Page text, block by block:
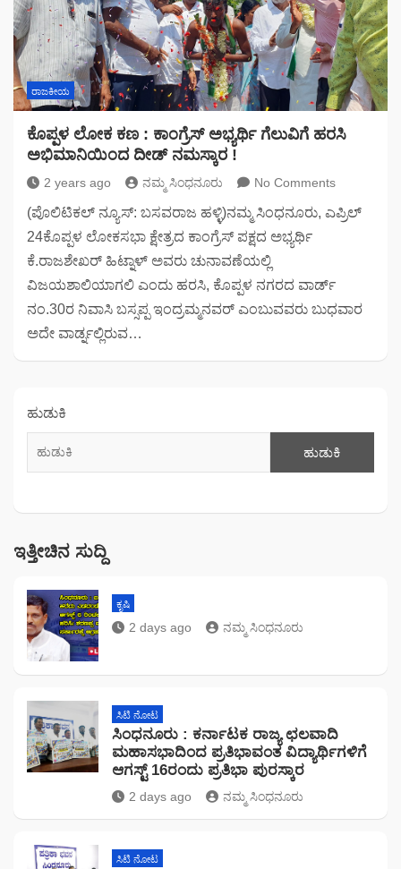
ರಾಜಕೀಯ
ಕೊಪ್ಪಳ ಲೋಕ ಕಣ : ಕಾಂಗ್ರೆಸ್ ಅಭ್ಯರ್ಥಿ ಗೆಲುವಿಗೆ ಹರಸಿ
ಅಭಿಮಾನಿಯಿಂದ ದೀಡ್ ನಮಸ್ಕಾರ !
2 years ago ನಮ್ಮ ಸಿಂಧನೂರು No Comments
(ಪೊಲಿಟಿಕಲ್ ನ್ಯೂಸ್: ಬಸವರಾಜ ಹಳ್ಳಿ)ನಮ್ಮ ಸಿಂಧನೂರು, ಎಪ್ರಿಲ್
24ಕೊಪ್ಪಳ ಲೋಕಸಭಾ ಕ್ಷೇತ್ರದ ಕಾಂಗ್ರೆಸ್ ಪಕ್ಷದ ಅಭ್ಯರ್ಥಿ
ಕೆ.ರಾಜಶೇಖರ್ ಹಿಟ್ನಾಳ್ ಅವರು ಚುನಾವಣೆಯಲ್ಲಿ
ವಿಜಯಶಾಲಿಯಾಗಲಿ ಎಂದು ಹರಸಿ, ಕೊಪ್ಪಳ ನಗರದ ವಾರ್ಡ್
ನಂ.30ರ ನಿವಾಸಿ ಬಸ್ಸಪ್ಪ ಇಂದ್ರಮ್ಮನವರ್ ಎಂಬುವವರು ಬುಧವಾರ
ಅದೇ ವಾರ್ಡ್ನಲ್ಲಿರುವ…
ಹುಡುಕಿ
ಹುಡುಕಿ
ಇತ್ತೀಚಿನ ಸುದ್ದಿ
ಕೃಷಿ
2 days ago ನಮ್ಮ ಸಿಂಧನೂರು
ಸಿಟಿ ನೋಟ
ಸಿಂಧನೂರು : ಕರ್ನಾಟಕ ರಾಜ್ಯ ಛಲವಾದಿ
ಮಹಾಸಭಾದಿಂದ ಪ್ರತಿಭಾವಂತ ವಿದ್ಯಾರ್ಥಿಗಳಿಗೆ
ಆಗಸ್ಟ್ 16ರಂದು ಪ್ರತಿಭಾ ಪುರಸ್ಕಾರ
2 days ago ನಮ್ಮ ಸಿಂಧನೂರು
ಸಿಟಿ ನೋಟ